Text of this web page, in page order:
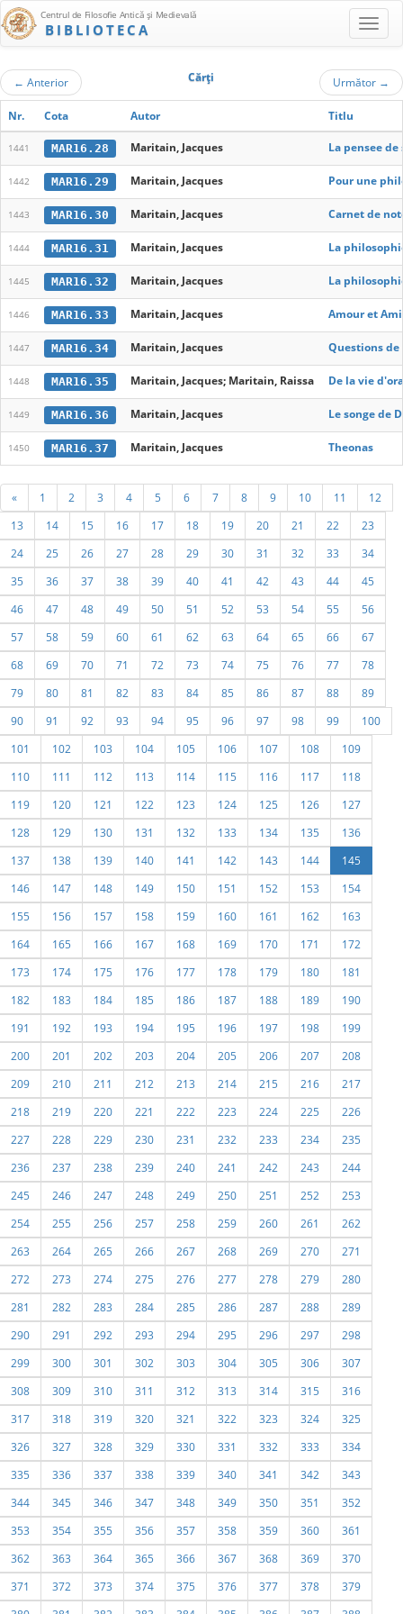
Centrul de Filosofie Antică şi Medievală
BIBLIOTECA
← Anterior Cărţi Următor →
Nr. Cota Autor Titlu
1441 MAR16.28 Maritain, Jacques La pensee
1442 MAR16.29 Maritain, Jacques Pour une
1443 MAR16.30 Maritain, Jacques Carnet de
1444 MAR16.31 Maritain, Jacques La
1445 MAR16.32 Maritain, Jacques La
1446 MAR16.33 Maritain, Jacques Amour et
1447 MAR16.34 Maritain, Jacques Questions de
1448 MAR16.35 Maritain, Jacques; Maritain, Raissa De la vie
1449 MAR16.36 Maritain, Jacques Le songe de
1450 MAR16.37 Maritain, Jacques Theonas
« 1 2 3 4 5 6 7 8 9 10 11
12
13
14 15 16 17 18 19 20 21 22
23
24
25 26 27 28 29 30 31 32 33
34
35
36 37 38 39 40 41 42 43 44
45
46
47 48 49 50 51 52 53 54 55
56
57
58 59 60 61 62 63 64 65 66
67
68
69 70 71 72 73 74 75 76 77
78
79
80 81 82 83 84 85 86 87 88
89
90
91 92 93 94 95 96 97 98 99
100
101
102 103 104 105 106 107 108
109
110
111 112 113 114 115 116 117
118
119
120 121 122 123 124 125 126
127
128
129 130 131 132 133 134 135
136
137
138 139 140 141 142 143 144
145
146
147 148 149 150 151 152 153
154
155
156 157 158 159 160 161 162
163
164
165 166 167 168 169 170 171
172
173
174 175 176 177 178 179 180
181
182
183 184 185 186 187 188 189
190
191
192 193 194 195 196 197 198
199
200
201 202 203 204 205 206 207
208
209
210 211 212 213 214 215 216
217
218
219 220 221 222 223 224 225
226
227
228 229 230 231 232 233 234
235
236
237 238 239 240 241 242 243
244
245
246 247 248 249 250 251 252
253
254
255 256 257 258 259 260 261
262
263
264 265 266 267 268 269 270
271
272
273 274 275 276 277 278 279
280
281
282 283 284 285 286 287 288
289
290
291 292 293 294 295 296 297
298
299
300 301 302 303 304 305 306
307
308
309 310 311 312 313 314 315
316
317
318 319 320 321 322 323 324
325
326
327 328 329 330 331 332 333
334
335
336 337 338 339 340 341 342
343
344
345 346 347 348 349 350 351
352
353
354 355 356 357 358 359 360
361
362
363 364 365 366 367 368 369
370
371
372 373 374 375 376 377 378
379